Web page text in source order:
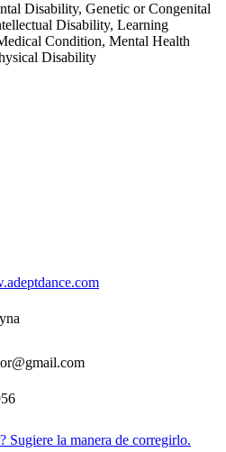
Disability, Genetic or Congenital
Disability, Learning
Condition, Mental Health
Disability
Sugiere la manera de corregirlo.